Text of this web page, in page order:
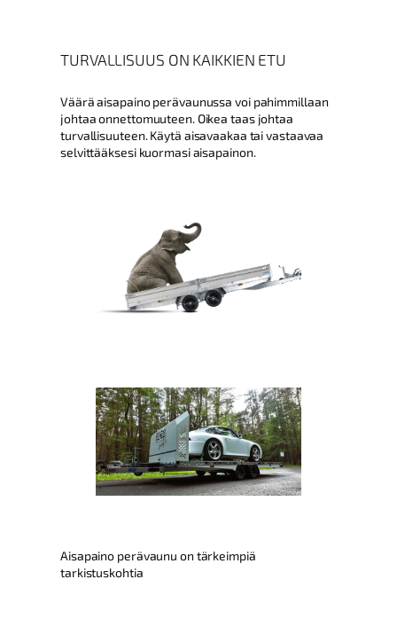
TURVALLISUUS ON KAIKKIEN ETU
Väärä aisapaino perävaunussa voi pahimmillaan
johtaa onnettomuuteen. Oikea taas johtaa
turvallisuuteen. Käytä aisavaakaa tai vastaavaa
selvittääksesi kuormasi aisapainon.
Aisapaino perävaunu on tärkeimpiä
tarkistuskohtia